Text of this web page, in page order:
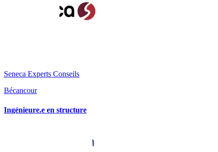
Seneca Experts Conseils
Bécancour
Ingénieure.e en structure